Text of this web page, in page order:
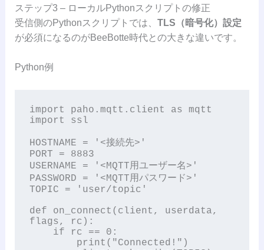
ステップ3 – ローカルPythonスクリプトの修正
受信側のPythonスクリプトでは、 TLS（暗号化）設定
が必須になるのがBeeBotte時代との大きな違いです。
Python例
import paho.mqtt.client as mqtt
import ssl
HOSTNAME = '<接続先>'
PORT = 8883
USERNAME = '<MQTT用ユーザー名>'
PASSWORD = '<MQTT用パスワード>'
TOPIC = 'user/topic'
def on_connect(client, userdata,
flags, rc):